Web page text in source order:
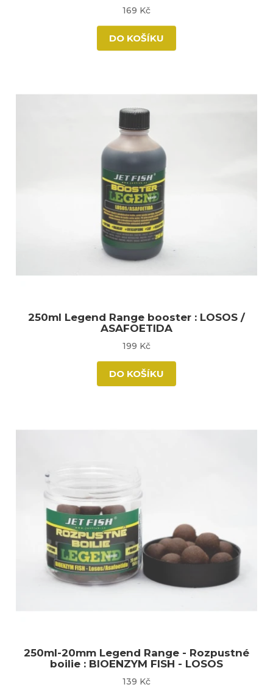
169 Kč
DO KOŠÍKU
250ml Legend Range booster : LOSOS /
ASAFOETIDA
199 Kč
DO KOŠÍKU
250ml-20mm Legend Range - Rozpustné
boilie : BIOENZYM FISH - LOSOS
139 Kč